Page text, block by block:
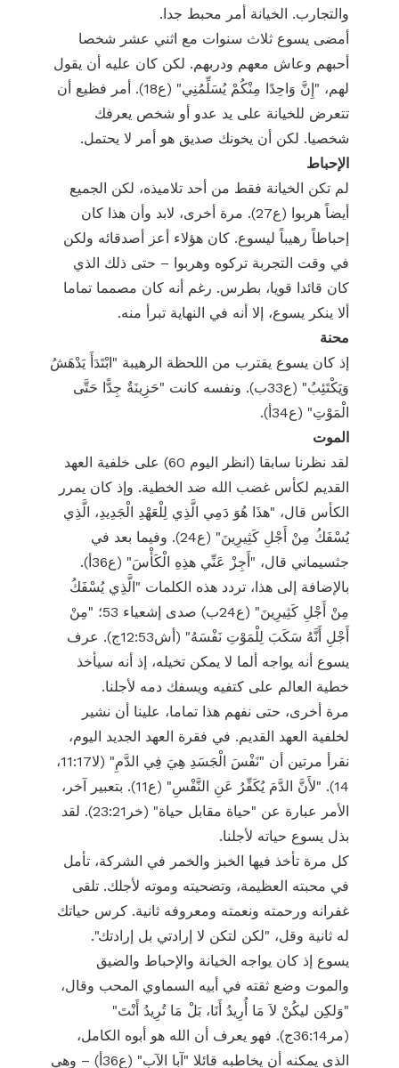
والتجارب. الخيانة أمر محبط جدا.
أمضى يسوع ثلاث سنوات مع اثني عشر شخصا
أحبهم وعاش معهم ودربهم. لكن كان عليه أن يقول
لهم، "إِنَّ وَاحِدًا مِنْكُمْ يُسَلِّمُنِي" (ع18). أمر فظيع أن
تتعرض للخيانة على يد عدو أو شخص يعرفك
شخصيا. لكن أن يخونك صديق هو أمر لا يحتمل.
الإحباط
لم تكن الخيانة فقط من أحد تلاميذه، لكن الجميع
أيضاً هربوا (ع27). مرة أخرى، لابد وأن هذا كان
إحباطاً رهيباً ليسوع. كان هؤلاء أعز أصدقائه ولكن
في وقت التجربة تركوه وهربوا – حتى ذلك الذي
كان قائدا قويا، بطرس. رغم أنه كان مصمما تماما
ألا ينكر يسوع، إلا أنه في النهاية تبرأ منه.
محنة
إذ كان يسوع يقترب من اللحظة الرهيبة "ابْتَدَأَ يَدْهَشُ
وَيَكْتَئِبُ" (ع33ب). ونفسه كانت "حَزِينَةٌ جِدًّا حَتَّى
الْمَوْتِ" (ع34أ).
الموت
لقد نظرنا سابقا (انظر اليوم 60) على خلفية العهد
القديم لكأس غضب الله ضد الخطية. وإذ كان يمرر
الكأس قال، "هذَا هُوَ دَمِي الَّذِي لِلْعَهْدِ الْجَدِيدِ، الَّذِي
يُسْفَكُ مِنْ أَجْلِ كَثِيرِينَ" (ع24). وفيما بعد في
جثسيماني قال، "أَجِزْ عَنِّي هذِهِ الْكَأْسَ" (ع36أ).
بالإضافة إلى هذا، تردد هذه الكلمات "الَّذِي يُسْفَكُ
مِنْ أَجْلِ كَثِيرِينَ" (ع24ب) صدى إشعياء 53؛ "مِنْ
أَجْلِ أَنَّهُ سَكَبَ لِلْمَوْتِ نَفْسَهُ" (أش12:53ج). عرف
يسوع أنه يواجه ألما لا يمكن تخيله، إذ أنه سيأخذ
خطية العالم على كتفيه ويسفك دمه لأجلنا.
مرة أخرى، حتى نفهم هذا تماما، علينا أن نشير
لخلفية العهد القديم. في فقرة العهد الجديد اليوم،
نقرأ مرتين أن "نَفْسَ الْجَسَدِ هِيَ فِي الدَّمِ" (لا11:17،
14). "لأَنَّ الدَّمَ يُكَفِّرُ عَنِ النَّفْسِ" (ع11). بتعبير آخر،
الأمر عبارة عن "حياة مقابل حياة" (خر23:21). لقد
بذل يسوع حياته لأجلنا.
كل مرة تأخذ فيها الخبز والخمر في الشركة، تأمل
في محبته العظيمة، وتضحيته وموته لأجلك. تلقى
غفرانه ورحمته ونعمته ومعروفه ثانية. كرس حياتك
له ثانية وقل، "لكن لتكن لا إرادتي بل إرادتك".
يسوع إذ كان يواجه الخيانة والإحباط والضيق
والموت وضع ثقته في أبيه السماوي المحب وقال،
"وَلكِن ليكُنْ لاَ مَا أُرِيدُ أَنَا، بَلْ مَا تُرِيدُ أَنْتَ"
(مر36:14ج). فهو يعرف أن الله هو أبوه الكامل،
الذي يمكنه أن يخاطبه قائلا "آبا الآب" (ع36أ) – وهي